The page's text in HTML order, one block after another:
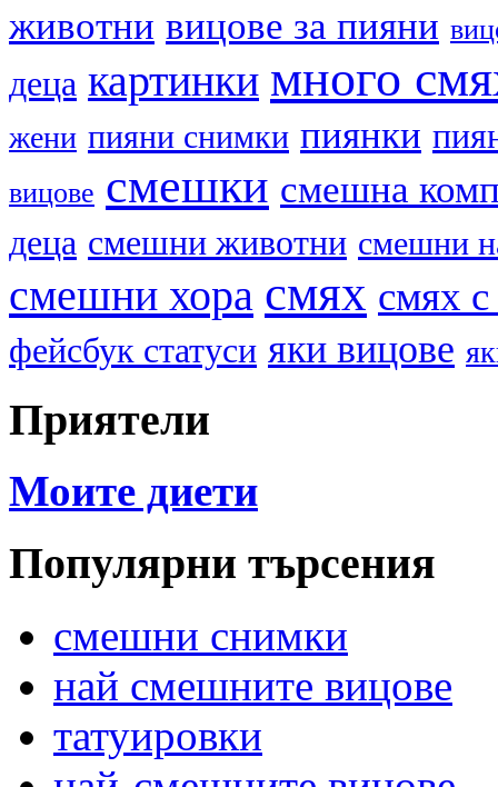
животни вицове за пияни
деца картинки много
жени пияни снимки пиянки
вицове смешки смешна
деца смешни животни смешни
смешни хора смях смях
фейсбук статуси яки вицове
Приятели
Моите диети
Популярни търсения
смешни снимки
най смешните вицове
татуировки